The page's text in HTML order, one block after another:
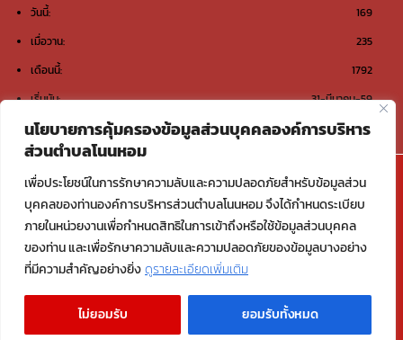
นโยบายการคุ้มครองข้อมูลส่วนบุคคลองค์การบริหาร
ส่วนตำบลโนนหอม
เพื่อประโยชน์ในการรักษาความลับและความปลอดภัยสำหรับข้อมูลส่วน
บุคคลของท่านองค์การบริหารส่วนตำบลโนนหอม จึงได้กำหนดระเบียบ
ภายในหน่วยงานเพื่อกำหนดสิทธิในการเข้าถึงหรือใช้ข้อมูลส่วนบุคคล
ของท่าน และเพื่อรักษาความลับและความปลอดภัยของข้อมูลบางอย่าง
ที่มีความสำคัญอย่างยิ่งดูรายละเอียดเพิ่มเติม
ไม่ยอมรับ ยอมรับทั้งหมด
169
วันนี้:
235
เมื่อวาน:
1792
เดือนนี้:
31-มีนาคม-59
เริ่มนับ:
@องค์การบริหารส่วนตำบลโนนหอม ต.โนนหอม อ.เมือง
สกลนคร จ.สกลนคร 47000
Email : saraban_06470117@dla.go.th
Copyright © 2026 องค์การบริหารส่วนตำบลโนนหอม อ.เมืองสกลนคร
จ.สกลนคร | Powered by องค์การบริหารส่วนตำบลโนนหอม อ.เมืองสกลนคร
จ.สกลนคร